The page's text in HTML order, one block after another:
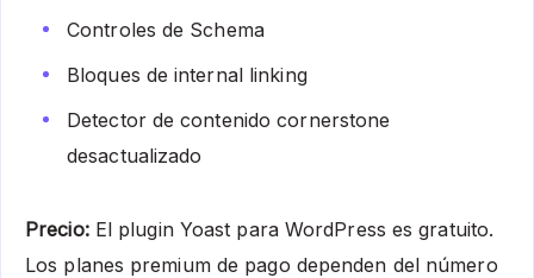
Controles de Schema
Bloques de internal linking
Detector de contenido cornerstone
desactualizado
Precio: El plugin Yoast para WordPress es gratuito.
Los planes premium de pago dependen del número